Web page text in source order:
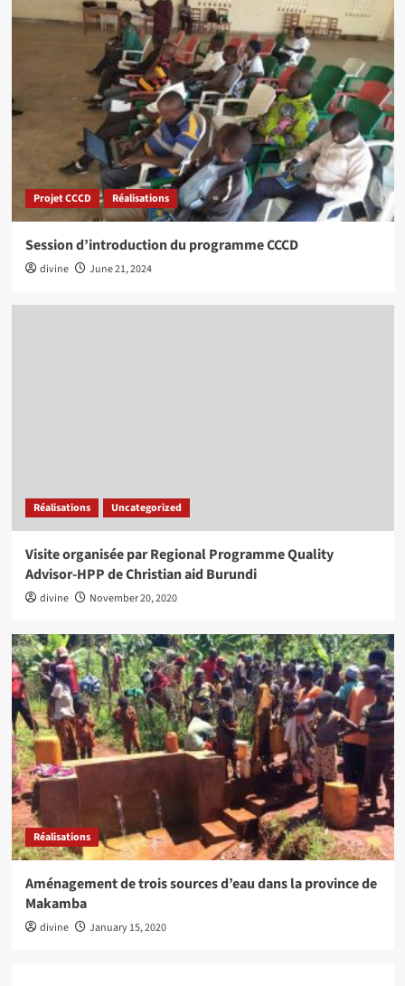
Projet CCCD Réalisations
Session d’introduction du programme CCCD
divine June 21, 2024
Réalisations Uncategorized
Visite organisée par Regional Programme Quality
Advisor-HPP de Christian aid Burundi
divine November 20, 2020
Réalisations
Aménagement de trois sources d’eau dans la province de
Makamba
divine January 15, 2020